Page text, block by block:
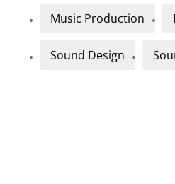
Music Production
Sound Design